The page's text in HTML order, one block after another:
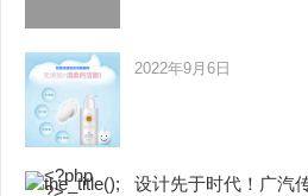
2022年9月6日
设计先于时代！广汽